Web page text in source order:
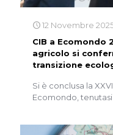
12 Novembre
CIB a Ecomondo
agricolo si
transizione
Si è conclusa la
Ecomondo, tenutasi